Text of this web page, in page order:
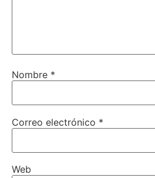
Nombre *
Correo electrónico *
Web